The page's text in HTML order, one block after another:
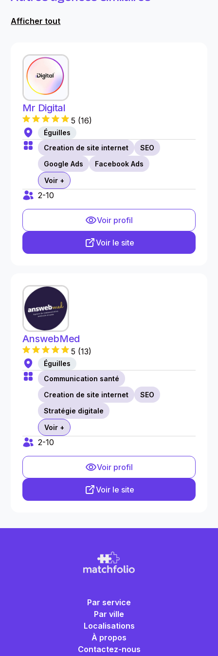
Afficher tout
Mr Digital
5 (16)
Éguilles
Creation de site internet
SEO
Google Ads
Facebook Ads
Voir +
2-10
Voir profil
Voir le site
AnswebMed
5 (13)
Éguilles
Communication santé
Creation de site internet
SEO
Stratégie digitale
Voir +
2-10
Voir profil
Voir le site
Par service
Par ville
Localisations
À propos
Contactez-nous